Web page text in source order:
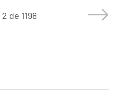
2 de 1198